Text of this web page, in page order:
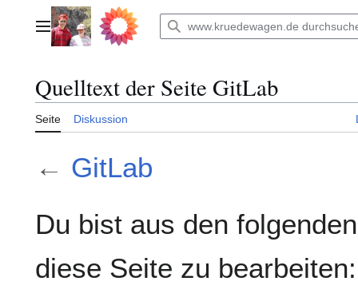
springenHauptmenü
Quelltext der Seite GitLab
Seite Diskussion
← GitLab
Du bist aus den
diese Seite zu bearbeiten: